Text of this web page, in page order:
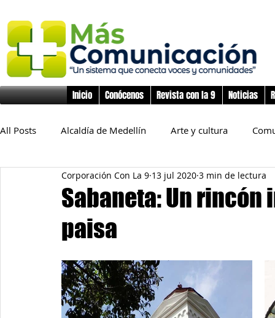
Inicio Conócenos Revista con la 9 Noticias
All Posts Alcaldía de Medellín Arte y cultura
Educación Derechos Humanos Deporte
Inclusión Social Infancia y preadolescencia
Junta de Acción Comunal Juventud
Sabaneta: Un
paisa
Corporación Con La 9 13 jul 2020 3 min de lectura